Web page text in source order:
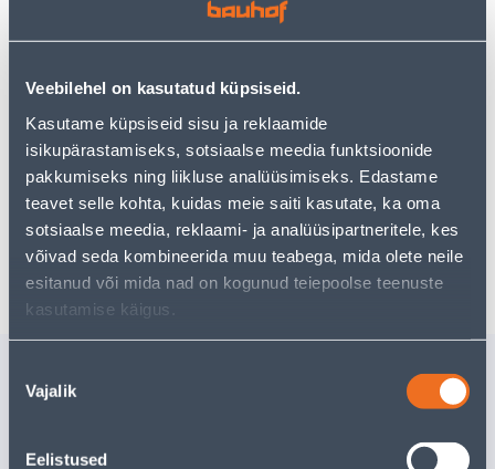
Veebilehel on kasutatud küpsiseid.
Kasutame küpsiseid sisu ja reklaamide
isikupärastamiseks, sotsiaalse meedia funktsioonide
pakkumiseks ning liikluse analüüsimiseks. Edastame
teavet selle kohta, kuidas meie saiti kasutate, ka oma
sotsiaalse meedia, reklaami- ja analüüsipartneritele, kes
võivad seda kombineerida muu teabega, mida olete neile
esitanud või mida nad on kogunud teiepoolse teenuste
kasutamise käigus.
valik
Vajalik
Eelistused
Vaata saadavust
Eeldatav kojuvedu 3,69 € al. 2-5 tööpäeva
Tarne pakiautomaati al. 2,29 € al. 2-5 tööpäeva
Poest kätte, alates 08.08.2026
.52 €